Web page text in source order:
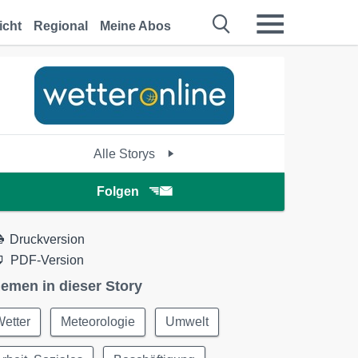
Regional Meine Abos
Alle Storys
Folgen
Druckversion
PDF-Version
in dieser Story
Meteorologie Umwelt